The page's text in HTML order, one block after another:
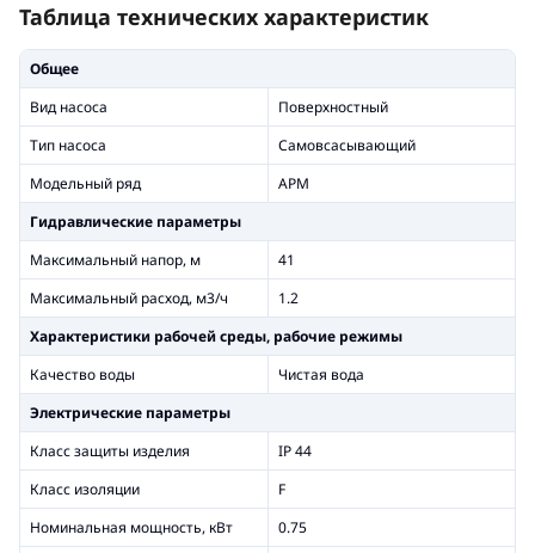
Таблица технических характеристик
Общее
Вид насоса
Поверхностный
Тип насоса
Самовсасывающий
Модельный ряд
APM
Гидравлические параметры
Максимальный напор, м
41
Максимальный расход, м3/ч
1.2
Xарактеристики рабочей среды, рабочие режимы
Качество воды
Чистая вода
Электрические параметры
Класс защиты изделия
IP 44
Класс изоляции
F
Номинальная мощность, кВт
0.75